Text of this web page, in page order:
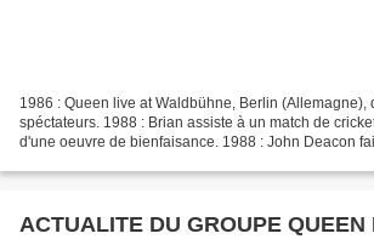
1986 : Queen live at Waldbühne, Berlin (Allemagne),
spéctateurs. 1988 : Brian assiste à un match de
d'une oeuvre de bienfaisance. 1988 : John Deacon
ACTUALITE DU GROUPE QUEEN